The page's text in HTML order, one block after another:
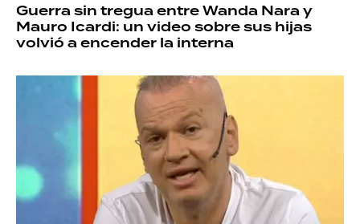
Guerra sin tregua entre Wanda Nara y
Mauro Icardi: un video sobre sus hijas
volvió a encender la interna